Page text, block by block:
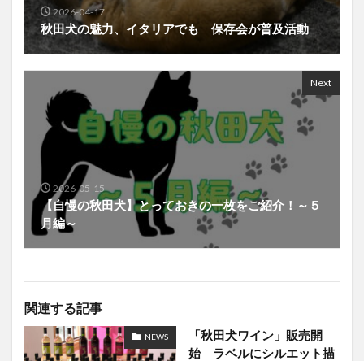
2026-04-17
秋田犬の魅力、イタリアでも 保存会が普及活動
Next
2026-05-15
【自慢の秋田犬】とっておきの一枚をご紹介！～５
月編～
関連する記事
NEWS
「秋田犬ワイン」販売開
始 ラベルにシルエット描